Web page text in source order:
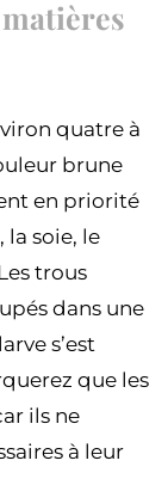
quatre à
brune
en priorité
la soie, le
trous
dans une
s’est
que les
ils ne
à leur